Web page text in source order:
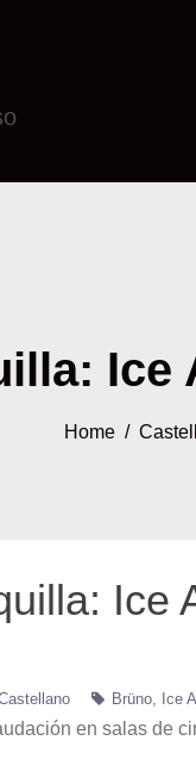
Ice
Home/
Ice
Brüno Ice
en salas de